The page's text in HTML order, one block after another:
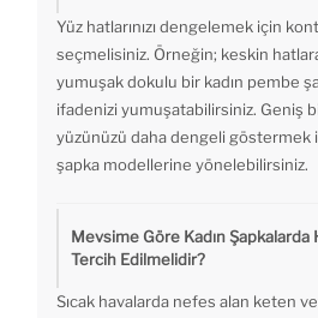
Yüz hatlarınızı dengelemek için
seçmelisiniz. Örneğin; keskin
yumuşak dokulu bir kadın pembe
ifadenizi yumuşatabilirsiniz. Geniş
yüzünüzü daha dengeli göstermek
şapka modellerine yönelebilirsiniz.
Mevsime Göre Kadın
Tercih Edilmelidir?
Sıcak havalarda nefes alan keten